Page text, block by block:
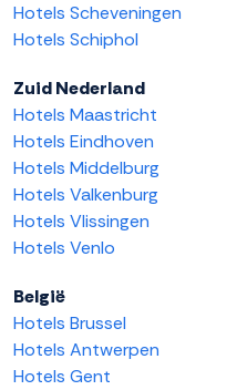
Hotels Scheveningen
Hotels Schiphol
Zuid Nederland
Hotels Maastricht
Hotels Eindhoven
Hotels Middelburg
Hotels Valkenburg
Hotels Vlissingen
Hotels Venlo
België
Hotels Brussel
Hotels Antwerpen
Hotels Gent